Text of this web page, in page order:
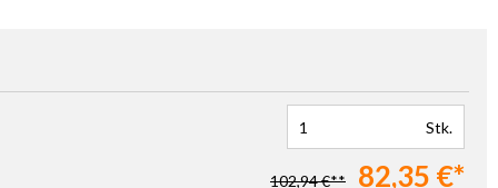
Stk.
102,94 €** 82,35 €*